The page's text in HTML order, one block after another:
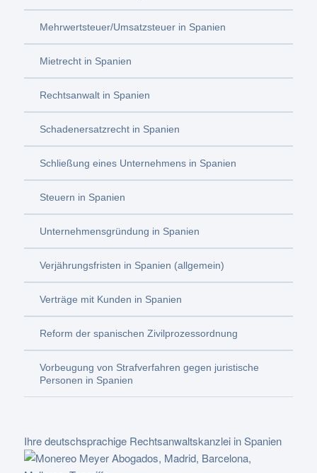
Mehrwertsteuer/Umsatzsteuer in Spanien
Mietrecht in Spanien
Rechtsanwalt in Spanien
Schadenersatzrecht in Spanien
Schließung eines Unternehmens in Spanien
Steuern in Spanien
Unternehmensgründung in Spanien
Verjährungsfristen in Spanien (allgemein)
Verträge mit Kunden in Spanien
Reform der spanischen Zivilprozessordnung
Vorbeugung von Strafverfahren gegen juristische
Personen in Spanien
Ihre deutschsprachige Rechtsanwaltskanzlei in Spanien